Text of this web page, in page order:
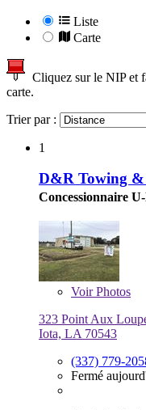
Liste
Carte
Cliquez sur le NIP et
carte.
Trier par :
1
D&R Towing &
Concessionnaire
VoirPhotos
323 Point Aux
Iota, LA 70543
(337) 779-
Fermé